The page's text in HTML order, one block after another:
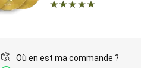
Où en est ma commande ?